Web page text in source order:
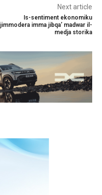
Next article
Is-sentiment ekonomiku
jimmodera imma jibqa’ madwar il-
medja storika